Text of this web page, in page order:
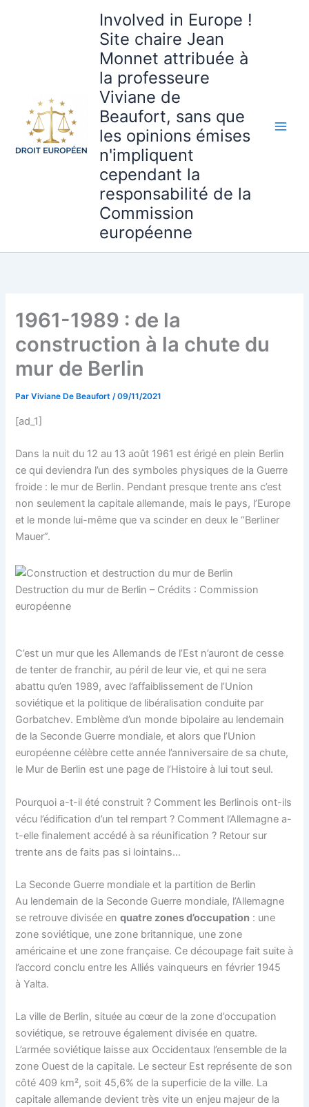
Involved in Europe !
Site chaire Jean
Monnet attribuée à
la professeure
Viviane de
Beaufort, sans que
les opinions émises
n'impliquent
cependant la
responsabilité de la
Commission
européenne
1961-1989 : de la
construction à la chute du
mur de Berlin
ParViviane De Beaufort/09/11/2021
[ad_1]
Dans la nuit du 12 au 13 août 1961 est érigé en plein Berlin
ce qui deviendra l’un des symboles physiques de la Guerre
froide : le mur de Berlin. Pendant presque trente ans c’est
non seulement la capitale allemande, mais le pays, l’Europe
et le monde lui-même que va scinder en deux le “Berliner
Mauer”.
Destruction du mur de Berlin – Crédits : Commission
européenne
C’est un mur que les Allemands de l’Est n’auront de cesse
de tenter de franchir, au péril de leur vie, et qui ne sera
abattu qu’en 1989, avec l’affaiblissement de l’Union
soviétique et la politique de libéralisation conduite par
Gorbatchev. Emblème d’un monde bipolaire au lendemain
de la Seconde Guerre mondiale, et alors que l’Union
européenne célèbre cette année l’anniversaire de sa chute,
le Mur de Berlin est une page de l’Histoire à lui tout seul.
Pourquoi a-t-il été construit ? Comment les Berlinois ont-ils
vécu l’édification d’un tel rempart ? Comment l’Allemagne a-
t-elle finalement accédé à sa réunification ? Retour sur
trente ans de faits pas si lointains…
La Seconde Guerre mondiale et la partition de Berlin
Au lendemain de la Seconde Guerre mondiale, l’Allemagne
se retrouve divisée enquatre zones d’occupation : une
zone soviétique, une zone britannique, une zone
américaine et une zone française. Ce découpage fait suite à
l’accord conclu entre les Alliés vainqueurs en février 1945
à Yalta.
La ville de Berlin, située au cœur de la zone d’occupation
soviétique, se retrouve également divisée en quatre.
L’armée soviétique laisse aux Occidentaux l’ensemble de la
zone Ouest de la capitale. Le secteur Est représente de son
côté 409 km², soit 45,6% de la superficie de la ville. La
capitale allemande devient très vite un enjeu majeur de la